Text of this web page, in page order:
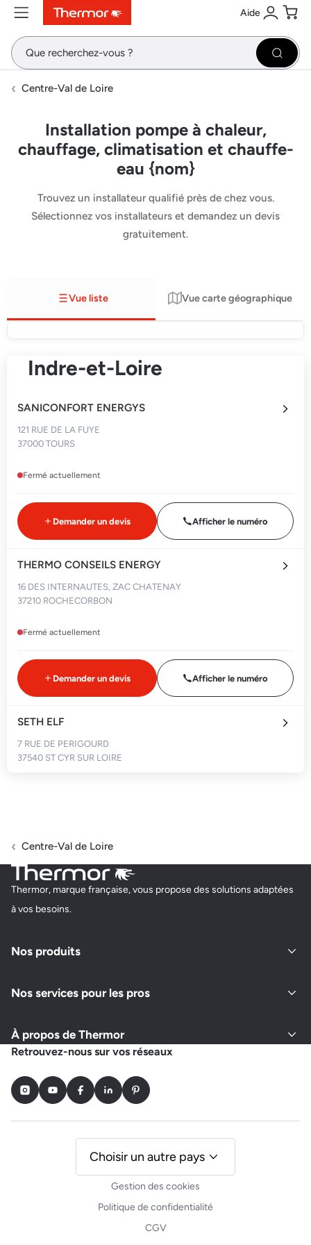
ContenuMenuRecherche Aide
Se
Centre-Val de Loire
Installation pompe à chaleur,
chauffage, climatisation et chauffe-
eau {nom}
Trouvez un installateur qualifié près de chez vous.
Sélectionnez vos installateurs et demandez un devis
gratuitement.
Vue liste Vue carte géographique
Indre-et-Loire
SANICONFORT ENERGYS
121 RUE DE LA FUYE
37000 TOURS
Fermé actuellement
Demander un devis Afficher le numéro
THERMO CONSEILS ENERGY
16 DES INTERNAUTES, ZAC CHATENAY
37210 ROCHECORBON
Fermé actuellement
Demander un devis Afficher le numéro
SETH ELF
7 RUE DE PERIGOURD
37540 ST CYR SUR LOIRE
SERELEC 37
37600 LOCHES
Fermé actuellement
Demander un devis
RENOV CARTIER
93 RUE GEORGES RENARD
Fermé actuellement
RUE JACQUELINE AURIOL, ZI LE BOIS DE PLANTE
Centre-Val de Loire
Thermor, marque française, vous propose des solutions adaptées
à vos besoins.
Nos produits
Nos services pour les pros
À propos de Thermor
Retrouvez-nous sur vos réseaux
InstagramYoutubeFacebookLinkedInPinterest
Gestion des cookies
Politique de confidentialité
CGV
Choisir un autre pays